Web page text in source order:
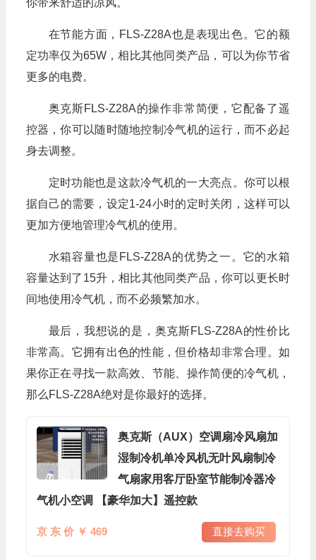
你带来舒适的凉风。
在节能方面，FLS-Z28A也是表现出色。它的额
定功率仅为65W，相比其他同类产品，可以为你节省
更多的电费。
奥克斯FLS-Z28A的操作非常简便，它配备了遥
控器，你可以随时随地控制冷气机的运行，而不必起
身去调整。
定时功能也是这款冷气机的一大亮点。你可以根
据自己的需要，设定1-24小时的定时关闭，这样可以
更加方便地管理冷气机的使用。
水箱容量也是FLS-Z28A的优势之一。它的水箱
容量达到了15升，相比其他同类产品，你可以更长时
间地使用冷气机，而不必频繁加水。
最后，我想说的是，奥克斯FLS-Z28A的性价比
非常高。它拥有出色的性能，但价格却非常合理。如
果你正在寻找一款高效、节能、操作简便的冷气机，
那么FLS-Z28A绝对是你最好的选择。
奥克斯（AUX）空调扇冷风扇加
湿制冷机单冷风机无叶风扇制冷
气扇家用客厅卧室节能制冷器冷
气机小空调 【豪华加大】遥控款
京 东 价 ￥ 469 直接去购买